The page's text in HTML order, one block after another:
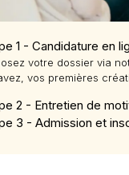
1 - Candidature en
votre dossier via
vos premières
2 - Entretien de
3 - Admission et